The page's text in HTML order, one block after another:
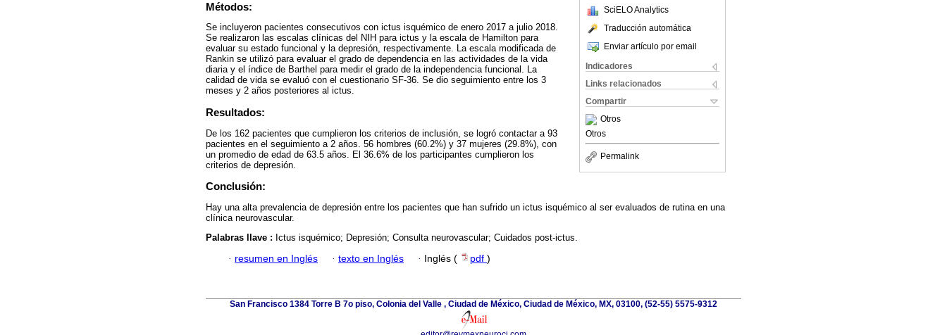
SciELO Analytics
Traducción automática
Enviar artículo por email
Indicadores
Links relacionados
Compartir
Otros
Otros
Permalink
Métodos:
Se incluyeron pacientes consecutivos con ictus isquémico de enero 2017 a julio 2018.
Se realizaron las escalas clínicas del NIH para ictus y la escala de Hamilton para
evaluar su estado funcional y la depresión, respectivamente. La escala modificada de
Rankin se utilizó para evaluar el grado de dependencia en las actividades de la vida
diaria y el índice de Barthel para medir el grado de la independencia funcional. La
calidad de vida se evaluó con el cuestionario SF-36. Se dio seguimiento entre los 3
meses y 2 años posteriores al ictus.
Resultados:
De los 162 pacientes que cumplieron los criterios de inclusión, se logró contactar a 93
pacientes en el seguimiento a 2 años. 56 hombres (60.2%) y 37 mujeres (29.8%), con
un promedio de edad de 63.5 años. El 36.6% de los participantes cumplieron los
criterios de depresión.
Conclusión:
Hay una alta prevalencia de depresión entre los pacientes que han sufrido un ictus isquémico al ser evaluados de rutina en una
clínica neurovascular.
Palabras llave : Ictus isquémico; Depresión; Consulta neurovascular; Cuidados post-ictus.
· resumen en Inglés · texto en Inglés · Inglés ( pdf )
San Francisco 1384 Torre B 7o piso, Colonia del Valle , Ciudad de México, Ciudad de México, MX, 03100, (52-55) 5575-9312